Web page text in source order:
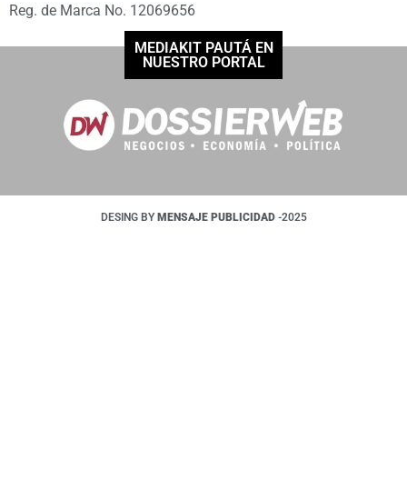
Reg. de Marca No. 12069656
MEDIAKIT PAUTÁ EN
NUESTRO PORTAL
DESING BY MENSAJE PUBLICIDAD -2025